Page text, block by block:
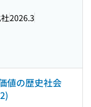
2026.3
値の歴史社会